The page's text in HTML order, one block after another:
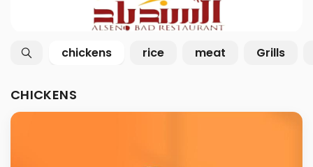
chickens rice meat Grills
CHICKENS